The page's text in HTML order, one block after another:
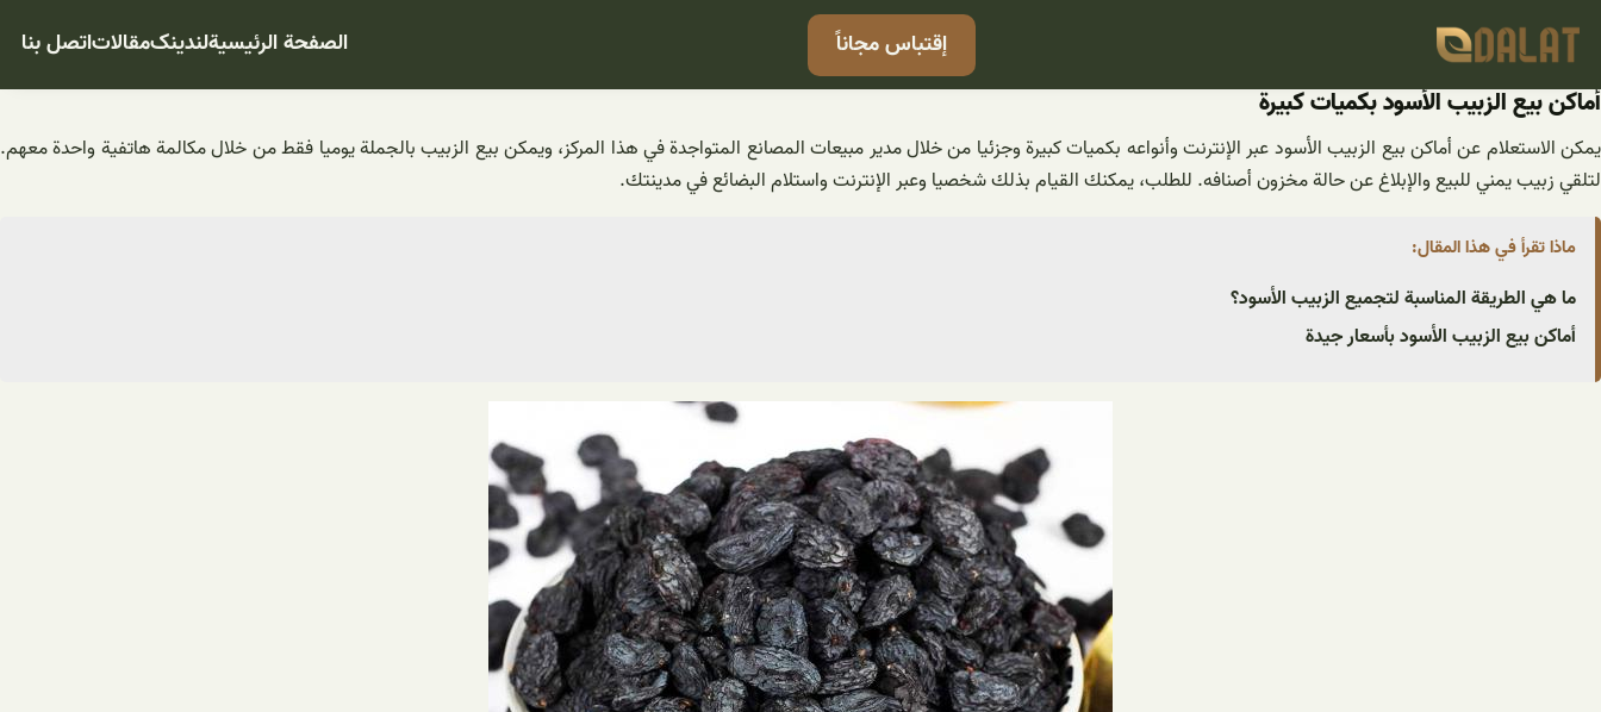
إلى
المحتوى
إقتباس مجاناً الصفحة الرئيسيةلندینکمقالاتاتصل بنا
أماكن بیع الزبيب الأسود بكميات كبيرة
يمكن الاستعلام عن أماكن بيع الزبيب الأسود عبر الإنترنت وأنواعه بكميات كبيرة وجزئيا من خلال مدير مبيعات المصانع المتواجدة في هذا المركز، ويمكن بيع الزبيب بالجملة یومیا فقط من خلال مكالمة هاتفية واحدة معهم.
لتلقي زبيب يمني للبيع والإبلاغ عن حالة مخزون أصنافه. للطلب، يمكنك القيام بذلك شخصيا وعبر الإنترنت واستلام البضائع في مدينتك.
ماذا تقرأ في هذا المقال:
ما هي الطريقة المناسبة لتجميع الزبيب الأسود؟
أماكن بيع الزبيب الأسود بأسعار جيدة